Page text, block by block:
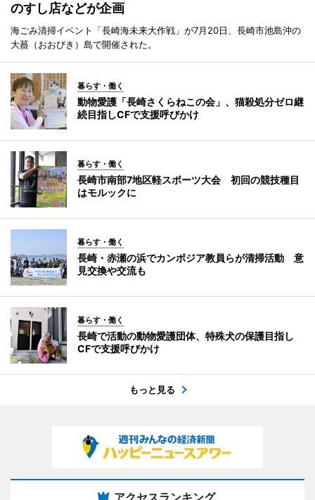
のすし店などが企画
海ごみ清掃イベント「長崎海未来大作戦」が7月20日、長崎市池島沖の
大蟇（おおびき）島で開催された。
暮らす・働く
動物愛護「長崎さくらねこの会」、猫殺処分ゼロ継
続目指しCFで支援呼びかけ
暮らす・働く
長崎市南部7地区軽スポーツ大会 初回の競技種目
はモルックに
暮らす・働く
長崎・赤瀬の浜でカンボジア教員らが清掃活動 意
見交換や交流も
暮らす・働く
長崎で活動の動物愛護団体、特殊犬の保護目指し
CFで支援呼びかけ
もっと見る
アクセスランキング